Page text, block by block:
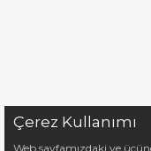
Çerez Kullanımı
Web sayfamızdaki ve